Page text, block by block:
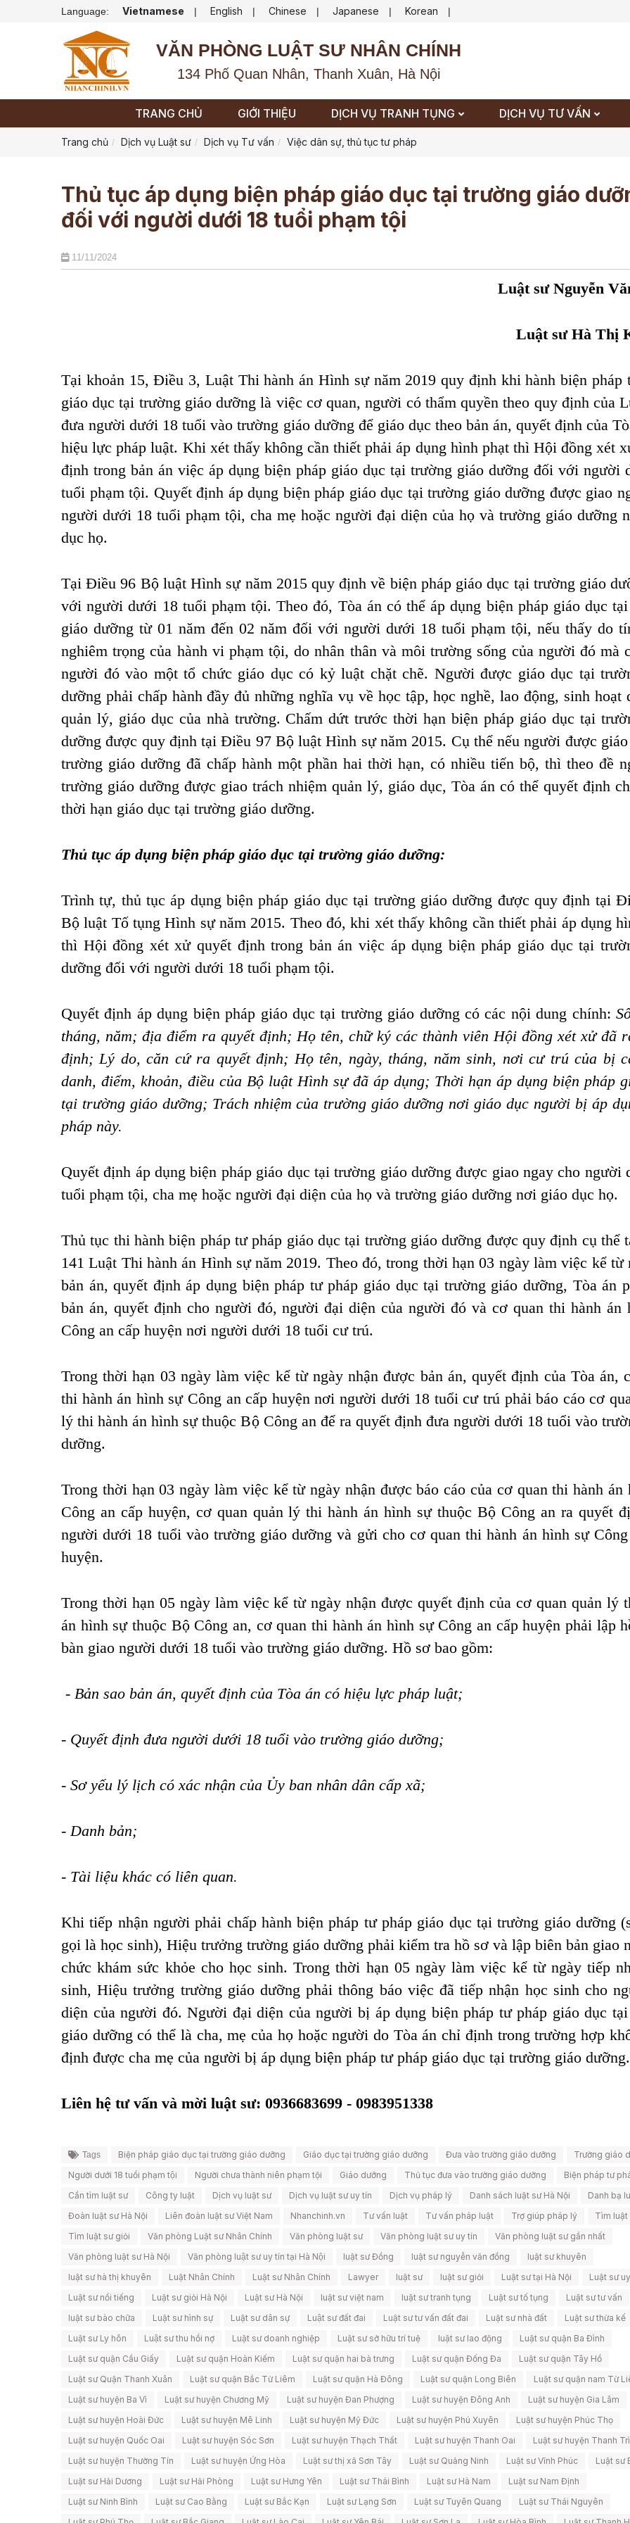
Language: Vietnamese | English | Chinese | Japanese | Korean |
VĂN PHÒNG LUẬT SƯ NHÂN CHÍNH
134 Phố Quan Nhân, Thanh Xuân, Hà Nội
TRANG CHỦ GIỚI THIỆU DỊCH VỤ TRANH TỤNG DỊCH VỤ TƯ VẤN
Trang chủ Dịch vụ Luật sư Dịch vụ Tư vấn Việc dân sự, thủ tục tư pháp
Thủ tục áp dụng biện pháp giáo dục tại trường giáo
đối với người dưới 18 tuổi phạm tội
11/11/2024
Luật sư Nguyễn
Luật sư Hà Thị
Tại khoản 15, Điều 3, Luật Thi hành án Hình sự năm 2019 quy định khi hành biện pháp
giáo dục tại trường giáo dưỡng là việc cơ quan, người có thẩm quyền theo quy định của
đưa người dưới 18 tuổi vào trường giáo dưỡng để giáo dục theo bản án, quyết định của
hiệu lực pháp luật. Khi xét thấy không cần thiết phải áp dụng hình phạtthì Hội đồng xét
định trong bản án việc áp dụng biện pháp giáo dục tại trường giáo dưỡng đối với người
tuổi phạm tội. Quyết định áp dụng biện pháp giáo dục tại trường giáo dưỡng được giao
người dưới 18 tuổi phạm tội, cha mẹ hoặc người đại diện của họ và trường giáo dưỡng
dục họ.
Tại Điều 96 Bộ luật Hình sự năm 2015 quy định về biện pháp giáo dục tại trường giáo
với người dưới 18 tuổi phạm tội. Theo đó, Tòa án có thể áp dụng biện pháp giáo dục
giáo dưỡng từ 01 năm đến 02 năm đối với người dưới 18 tuổi phạm tội, nếu thấy do
nghiêm trọng của hành vi phạm tội, do nhân thân và môi trường sống của người đó mà
người đó vào một tổ chức giáo dục có kỷ luật chặt chẽ. Người được giáo dục tại
dưỡng phải chấp hành đầy đủ những nghĩa vụ về học tập, học nghề, lao động, sinh hoạt
quản lý, giáo dục của nhà trường. Chấm dứt trước thời hạn biện pháp giáo dục tại
dưỡng được quy định tại Điều 97 Bộ luật Hình sự năm 2015. Cụ thể nếu người được
trường giáo dưỡng đã chấp hành một phần hai thời hạn, có nhiều tiến bộ, thì theo đề
trường giáo dưỡng được giao trách nhiệm quản lý, giáo dục, Tòa án có thể quyết định
thời hạn giáo dục tại trường giáo dưỡng.
Thủ tục áp dụng biện pháp giáo dục tại trường giáo dưỡng:
Trình tự, thủ tục áp dụng biện pháp giáo dục tại trường giáo dưỡng được quy định tại
Bộ luật Tố tụng Hình sự năm 2015. Theo đó, khi xét thấy không cần thiết phải áp dụng
thì Hội đồng xét xử quyết định trong bản án việc áp dụng biện pháp giáo dục tại
dưỡng đối với người dưới 18 tuổi phạm tội.
Quyết định áp dụng biện pháp giáo dục tại trường giáo dưỡng có các nội dung chính:
tháng, năm; địa điểm ra quyết định; Họ tên, chữ ký các thành viên Hội đồng xét xử đã
định; Lý do, căn cứ ra quyết định; Họ tên, ngày, tháng, năm sinh, nơi cư trú của bị
danh, điểm, khoản, điều của Bộ luật Hình sựđã áp dụng; Thời hạn áp dụng biện pháp
tại trường giáo dưỡng; Trách nhiệm của trường giáo dưỡng nơi giáo dục người bị áp
pháp này.
Quyết định áp dụng biện pháp giáo dục tại trường giáo dưỡng được giao ngay cho người
tuổi phạm tội, cha mẹ hoặc người đại diện của họ và trường giáo dưỡng nơi giáo dục họ.
Thủ tục thi hành biện pháp tư pháp giáo dục tại trường giáo dưỡng được quy định cụ thể
141 Luật Thi hành án Hình sự năm 2019. Theo đó, trong thời hạn 03 ngày làm việc kể từ
bản án, quyết định áp dụng biện pháp tư pháp giáo dục tại trường giáo dưỡng, Tòa án
bản án, quyết định cho người đó, người đại diện của người đó và cơ quan thi hành án
Công an cấp huyện nơi người dưới 18 tuổi cư trú.
Trong thời hạn 03 ngày làm việc kể từ ngày nhận được bản án, quyết định của Tòa án,
thi hành án hình sự Công an cấp huyện nơi người dưới 18 tuổi cư trú phải báo cáo cơ
lý thi hành án hình sự thuộc Bộ Công an để ra quyết định đưa người dưới 18 tuổi vào
dưỡng.
Trong thời hạn 03 ngày làm việc kể từ ngày nhận được báo cáo của cơ quan thi hành án
Công an cấp huyện, cơ quan quản lý thi hành án hình sự thuộc Bộ Công an ra quyết
người dưới 18 tuổi vào trường giáo dưỡng và gửi cho cơ quan thi hành án hình sự Công
huyện.
Trong thời hạn 05 ngày làm việc kể từ ngày nhận được quyết định của cơ quan quản lý
án hình sự thuộc Bộ Công an, cơ quan thi hành án hình sự Công an cấp huyện phải lập
bàn giao người dưới 18 tuổi vào trường giáo dưỡng. Hồ sơ bao gồm:
- Bản sao bản án, quyết định của Tòa án có hiệu lực pháp luật;
- Quyết định đưa người dưới 18 tuổi vào trường giáo dưỡng;
- Sơ yếu lý lịch có xác nhận của Ủy ban nhân dân cấp xã;
- Danh bản;
- Tài liệu khác có liên quan.
Khi tiếp nhận người phải chấp hành biện pháp tư pháp giáo dục tại trường giáo dưỡng
gọi là học sinh), Hiệu trưởng trường giáo dưỡng phải kiểm tra hồ sơ và lập biên bản giao
chức khám sức khỏe cho học sinh. Trong thời hạn 05 ngày làm việc kể từ ngày tiếp
sinh, Hiệu trưởng trường giáo dưỡng phải thông báo việc đã tiếp nhận học sinh cho
diện của người đó. Người đại diện của người bị áp dụng biện pháp tư pháp giáo dục
giáo dưỡng có thể là cha, mẹ của họ hoặc người do Tòa án chỉ định trong trường hợp
định được cha mẹ của người bị áp dụng biện pháp tư pháp giáo dục tại trường giáo dưỡng.
Liên hệ tư vấn và mời luật sư: 0936683699 - 0983951338
Tags Biện pháp giáo dục tại trường giáo dưỡng Giáo dục tại trường giáo dưỡng Đưa vào trường giáo dưỡng
Trường giáo
Người dưới 18 tuổi phạm tội
Người chưa thành niên phạm tội Giáo dưỡng Thủ tục đưa vào trường giáo dưỡng
Biện pháp tư
Cần tìm luật sư
Công ty luật Dịch vụ luật sư Dịch vụ luật sư uy tín Dịch vụ pháp lý Danh sách luật sư Hà Nội
Danh bạ
Đoàn luật sư Hà Nội
Liên đoàn luật sư Việt Nam Nhanchinh.vn Tư vấn luật Tư vấn pháp luật Trợ giúp pháp lý
Tìm luật
Tìm luật sư giỏi
Văn phòng Luật sư Nhân Chính Văn phòng luật sư Văn phòng luật sư uy tín
Văn phòng luật sư gần nhất
Văn phòng luật sư Hà Nội
Văn phòng luật sư uy tín tại Hà Nội luật sư Đồng luật sư nguyễn văn đồng
luật sư khuyên
luật sư hà thị khuyên
Luật Nhân Chính Luật sư Nhân Chính Lawyer luật sư luật sư giỏi Luật sư tại Hà Nội
Luật sư
Luật sư nổi tiếng
Luật sư giỏi Hà Nội Luật sư Hà Nội luật sư việt nam luật sư tranh tụng Luật sư tố tụng
Luật sư tư vấn
luật sư bào chữa
Luật sư hình sự Luật sư dân sự Luật sư đất đai Luật sư tư vấn đất đai Luật sư nhà đất
Luật sư thừa kế
Luật sư Ly hôn
Luật sư thu hồi nợ Luật sư doanh nghiệp Luật sư sở hữu trí tuệ luật sư lao động
Luật sư quận Ba Đình
Luật sư quận Cầu Giấy
Luật sư quận Hoàn Kiếm Luật sư quận hai bà trưng Luật sư quận Đống Đa
Luật sư quận Tây Hồ
Luật sư Quận Thanh Xuân
Luật sư quận Bắc Từ Liêm Luật sư quận Hà Đông Luật sư quận Long Biên
Luật sư quận nam Từ
Luật sư huyện Ba Vì
Luật sư huyện Chương Mỹ Luật sư huyện Đan Phượng Luật sư huyện Đông Anh
Luật sư huyện Gia Lâm
Luật sư huyện Hoài Đức
Luật sư huyện Mê Linh Luật sư huyện Mỹ Đức Luật sư huyện Phú Xuyên
Luật sư huyện Phúc Thọ
Luật sư huyện Quốc Oai
Luật sư huyện Sóc Sơn Luật sư huyện Thạch Thất Luật sư huyện Thanh Oai
Luật sư huyện Thanh Trì
Luật sư huyện Thường Tín
Luật sư huyện Ứng Hòa Luật sư thị xã Sơn Tây Luật sư Quảng Ninh Luật sư Vĩnh Phúc
Luật sư
Luật sư Hải Dương
Luật sư Hải Phòng Luật sư Hưng Yên Luật sư Thái Bình Luật sư Hà Nam
Luật sư Nam Định
Luật sư Ninh Bình
Luật sư Cao Bằng Luật sư Bắc Kạn Luật sư Lạng Sơn Luật sư Tuyên Quang
Luật sư Thái Nguyên